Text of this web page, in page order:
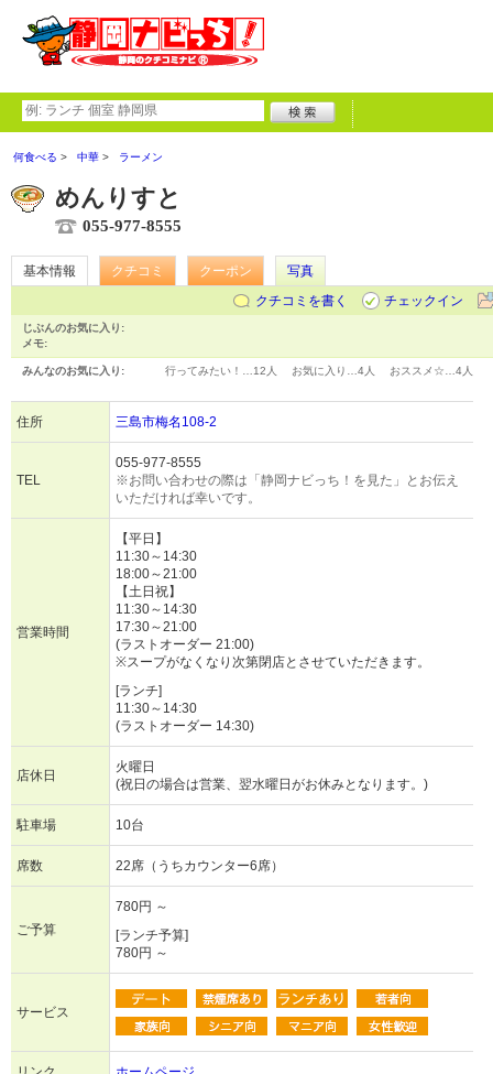
何食べる 中華 ラーメン
めんりすと
055-977-8555
基本情報 クチコミ クーポン
写真
クチコミを書く
チェックイン
じぶんのお気に入り:
メモ:
みんなのお気に入り: 行ってみたい！… 12人 お気に入り… 4人 おススメ☆… 4人
住所 三島市梅名108-2
TEL
055-977-8555
※お問い合わせの際は「静岡ナビっち！を見た」とお伝え
いただければ幸いです。
営業時間
【平日】
11:30～14:30
18:00～21:00
【土日祝】
11:30～14:30
17:30～21:00
(ラストオーダー 21:00)
※スープがなくなり次第閉店とさせていただきます。
[ランチ]
11:30～14:30
(ラストオーダー 14:30)
店休日
火曜日
(祝日の場合は営業、翌水曜日がお休みとなります。)
駐車場 10台
席数 22席（うちカウンター6席）
ご予算
780円 ～
[ランチ予算]
780円 ～
サービス